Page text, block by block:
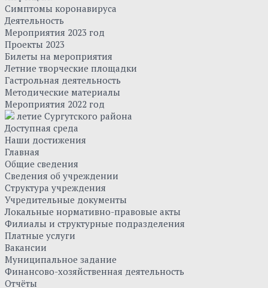
Симптомы коронавируса
Деятельность
Мероприятия 2023 год
Проекты 2023
Билеты на мероприятия
Летние творческие площадки
Гастрольная деятельность
Методические материалы
Мероприятия 2022 год
летие Сургутского района
Доступная среда
Наши достижения
Главная
Общие сведения
Сведения об учреждении
Структура учреждения
Учредительные документы
Локальные нормативно-правовые акты
Филиалы и структурные подразделения
Платные услуги
Вакансии
Муниципальное задание
Финансово-хозяйственная деятельность
Отчёты